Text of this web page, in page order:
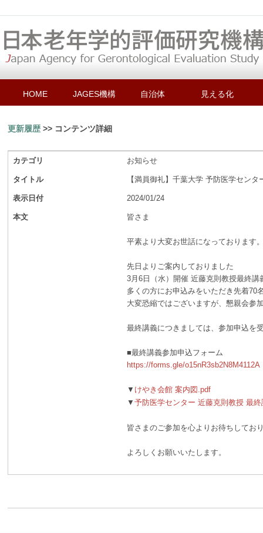
HOME JAGES機構 自治体 見える化
更新履歴 >> コンテンツ詳細
カテゴリ お知らせ
タイトル 【満員御礼】千葉大学 予防医学セン
表示日付 2024/01/24
本文 皆さま
平素より大変お世話になっております
先日よりご案内しておりました
3月6日（水）開催 近藤克則教授最終
多くの方にお申込みをいただき先着70
大変恐縮ではございますが、懇親会参
最終講義につきましては、参加申込を
■最終講義参加申込フォーム
https://forms.gle/o15nR3sb2N8M4112A
▼ けやき会館 案内図.pdf
▼ 予防医学センター 近藤克則教授 最
皆さまのご参加を心よりお待ちしてお
よろしくお願いいたします。